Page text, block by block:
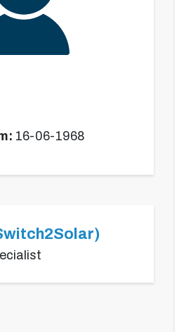
16-06-1968